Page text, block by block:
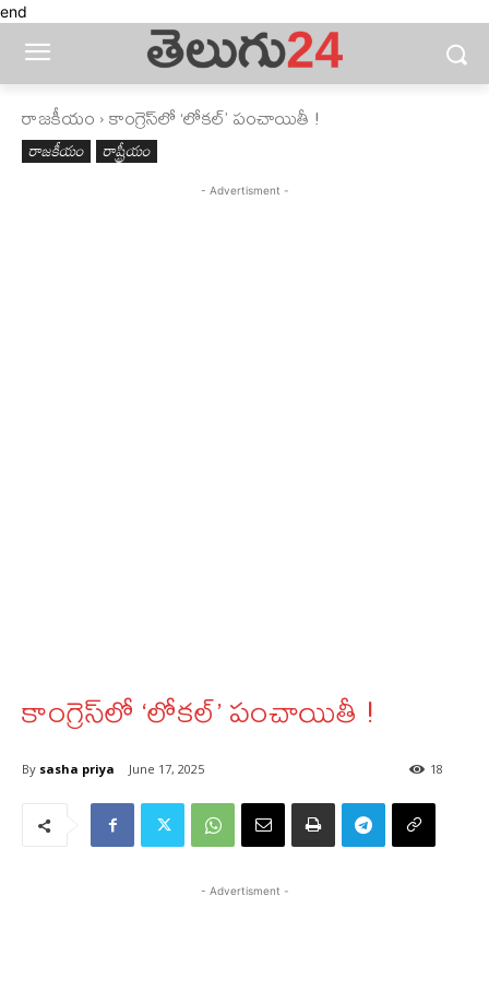
end
రాజకీయం కాంగ్రెస్‌లో ‘లోకల్​’ పంచాయితీ !
రాజకీయం రాష్ట్రీయం
- Advertisment -
కాంగ్రెస్‌లో ‘లోకల్​’ పంచాయితీ !
By sasha priya June 17, 2025 18
- Advertisment -